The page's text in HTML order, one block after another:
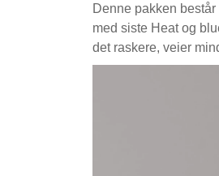
Denne pakken
med siste Heat og
det raskere, veier